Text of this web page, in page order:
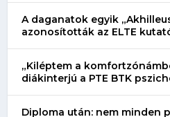
A daganatok egyik
azonosították az ELTE
„Kiléptem a
diákinterjú a PTE BTK
Diploma után: nem minden